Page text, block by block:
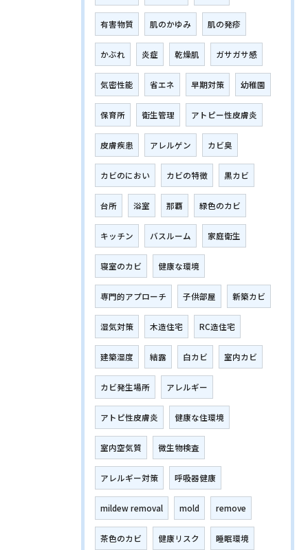
有害物質 肌のかゆみ 肌の発疹
かぶれ 炎症 乾燥肌 ガサガサ感
気密性能 省エネ 早期対策 幼稚園
保育所 衛生管理 アトピー性皮膚炎
皮膚疾患 アレルゲン カビ臭
カビのにおい カビの特徴 黒カビ
台所 浴室 那覇 緑色のカビ
キッチン バスルーム 家庭衛生
寝室のカビ 健康な環境
専門的アプローチ 子供部屋 新築カビ
湿気対策 木造住宅 RC造住宅
建築湿度 結露 白カビ 室内カビ
カビ発生場所 アレルギー
アトピ性皮膚炎 健康な住環境
室内空気質 微生物検査
アレルギー対策 呼吸器健康
mildew removal mold remove
茶色のカビ 健康リスク 睡眠環境